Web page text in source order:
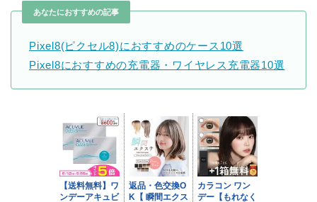
あなたにおすすめの記事
Pixel8(ピクセル8)におすすめのケース10選
Pixel8におすすめの充電器・ワイヤレス充電器10選